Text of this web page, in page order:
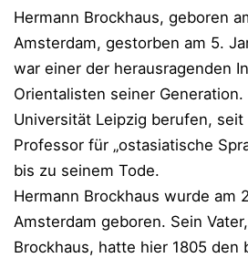
Hermann Brockhaus, geboren
Amsterdam, gestorben am 5.
war einer der herausragenden
Orientalisten seiner Generation.
Universität Leipzig berufen,
Professor für „ostasiatische
bis zu seinem Tode.
Hermann Brockhaus wurde am
Amsterdam geboren. Sein
Brockhaus, hatte hier 1805 den